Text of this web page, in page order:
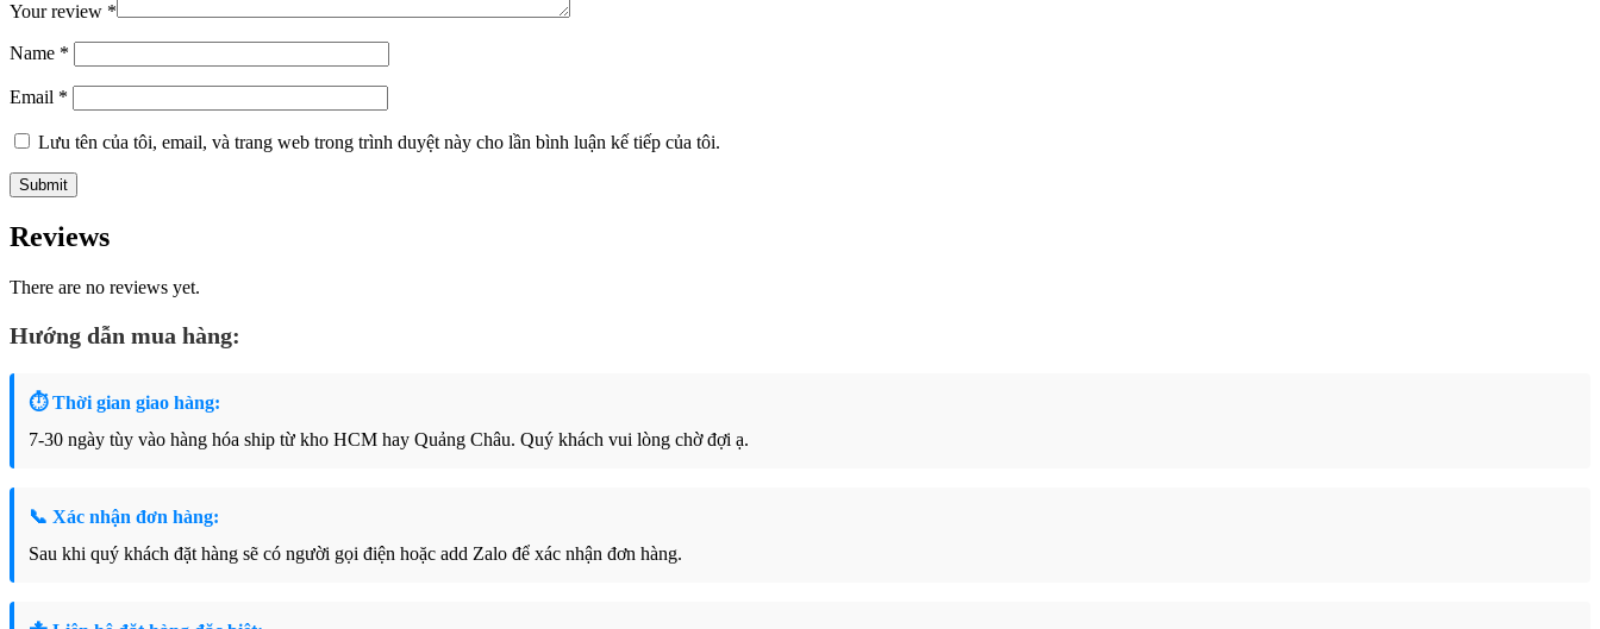
Your review *
Name *
Email *
Lưu tên của tôi, email, và trang web trong trình duyệt này cho lần bình luận kế tiếp của tôi.
Reviews
There are no reviews yet.
Hướng dẫn mua hàng:
⏱ Thời gian giao hàng:
7-30 ngày tùy vào hàng hóa ship từ kho HCM hay Quảng Châu. Quý khách vui lòng chờ đợi ạ.
📞 Xác nhận đơn hàng:
Sau khi quý khách đặt hàng sẽ có người gọi điện hoặc add Zalo để xác nhận đơn hàng.